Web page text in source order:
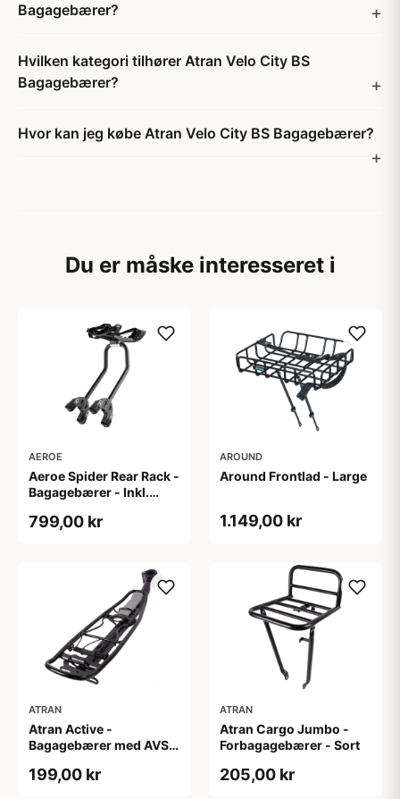
Bagagebærer?
Hvilken kategori tilhører Atran Velo City BS
Bagagebærer?
Hvor kan jeg købe Atran Velo City BS Bagagebærer?
Du er måske interesseret i
AEROE
Aeroe Spider Rear Rack -
Bagagebærer - Inkl.
799,00 kr
AROUND
Around Frontlad - Large
1.149,00 kr
ATRAN
Atran Active -
Bagagebærer med AVS -
199,00 kr
ATRAN
Atran Cargo Jumbo -
Forbagagebærer - Sort
205,00 kr